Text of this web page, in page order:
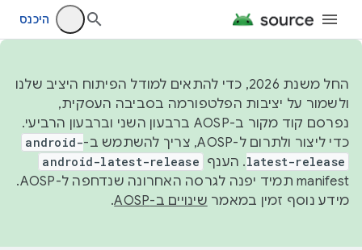
היכנס
החל משנת 2026, כדי להתאים למודל הפיתוח היציב שלנו
ולשמור על יציבות הפלטפורמה בסביבה העסקית,
נפרסם קוד מקור ב-AOSP ברבעון השני וברבעון הרביעי.
כדי ליצור ולתרום ל-AOSP, צריך להשתמש ב-
android-
latest-release. הענף android-latest-release
manifest תמיד יפנה לגרסה האחרונה שנדחפה ל-AOSP.
מידע נוסף זמין במאמר שינויים ב-AOSP .